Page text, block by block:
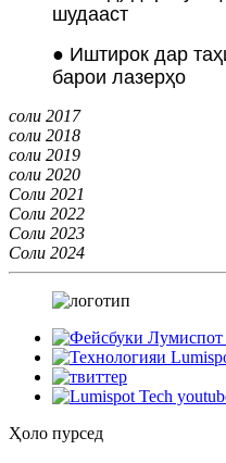
шудааст
● Иштирок дар
барои лазерҳо
соли 2017
соли 2018
соли 2019
соли 2020
Соли 2021
Соли 2022
Соли 2023
Соли 2024
Ҳоло пурсед